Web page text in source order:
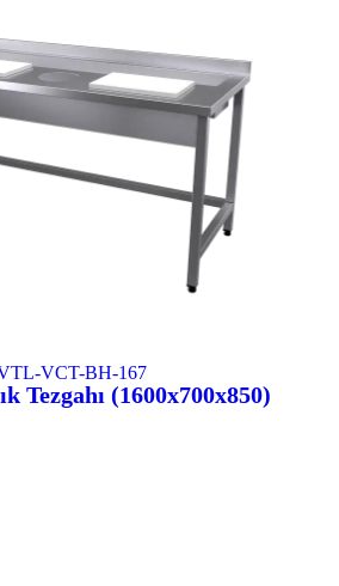
VCT-BH-167
Tezgahı (1600x700x850)